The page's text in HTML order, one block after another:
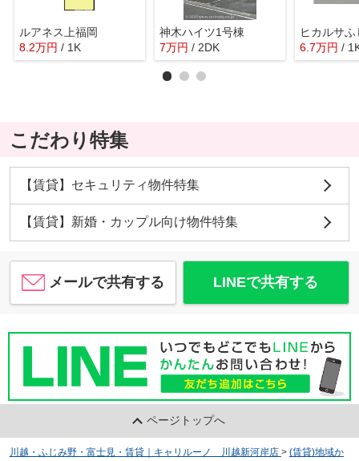
ルアネス上福岡
8.2万円 / 1K
神木ハイツ1号棟
7万円 / 2DK 6.7万円 /
こだわり特集
【賃貸】セキュリティ物件特集
【賃貸】新婚・カップル向け物件特集
メールで共有する LINEで共有する
ページトップへ
川越・ふじみ野・富士見・賃貸｜キャリルーノ 川越新河岸店 > (賃貸)地域か